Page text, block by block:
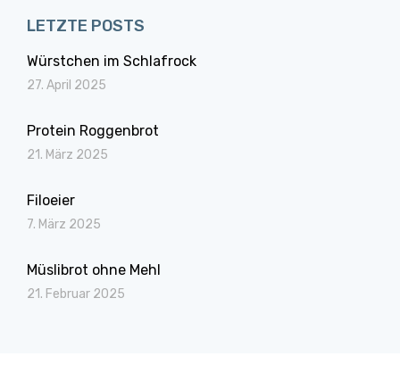
LETZTE POSTS
Würstchen im Schlafrock
27. April 2025
Protein Roggenbrot
21. März 2025
Filoeier
7. März 2025
Müslibrot ohne Mehl
21. Februar 2025